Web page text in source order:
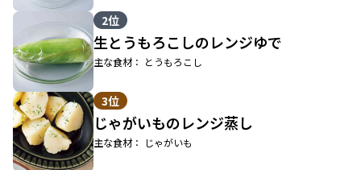
2位
生とうもろこしのレンジゆで
主な食材： とうもろこし
3位
じゃがいものレンジ蒸し
主な食材： じゃがいも